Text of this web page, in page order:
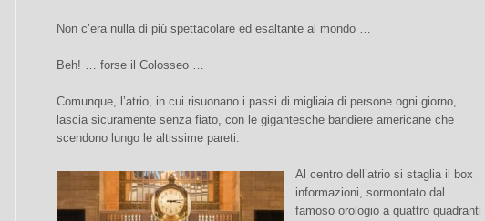
Non c’era nulla di più spettacolare ed esaltante al mondo …
Beh! … forse il Colosseo …
Comunque, l’atrio, in cui risuonano i passi di migliaia di persone ogni giorno,
lascia sicuramente senza fiato, con le gigantesche bandiere americane che
scendono lungo le altissime pareti.
Al centro dell’atrio si staglia il box
informazioni, sormontato dal
famoso orologio a quattro quadranti